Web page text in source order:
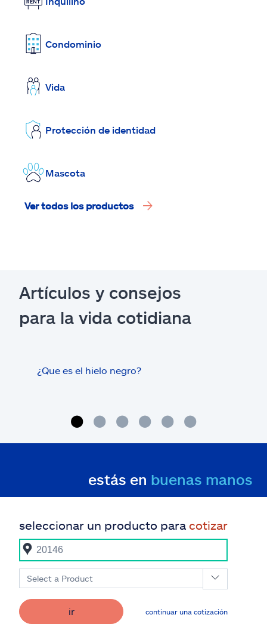
Condominio
Vida
Protección de identidad
Mascota
Ver todos los productos
Artículos y consejos
para la vida cotidiana
¿Que es el hielo negro?
estás en buenas manos
seleccionar un producto para cotizar
Select a Product
ir continuar una cotización